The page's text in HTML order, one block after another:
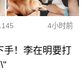
4小时前
手！李在明要打